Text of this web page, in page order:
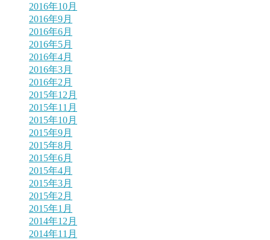
2016年10月
2016年9月
2016年6月
2016年5月
2016年4月
2016年3月
2016年2月
2015年12月
2015年11月
2015年10月
2015年9月
2015年8月
2015年6月
2015年4月
2015年3月
2015年2月
2015年1月
2014年12月
2014年11月